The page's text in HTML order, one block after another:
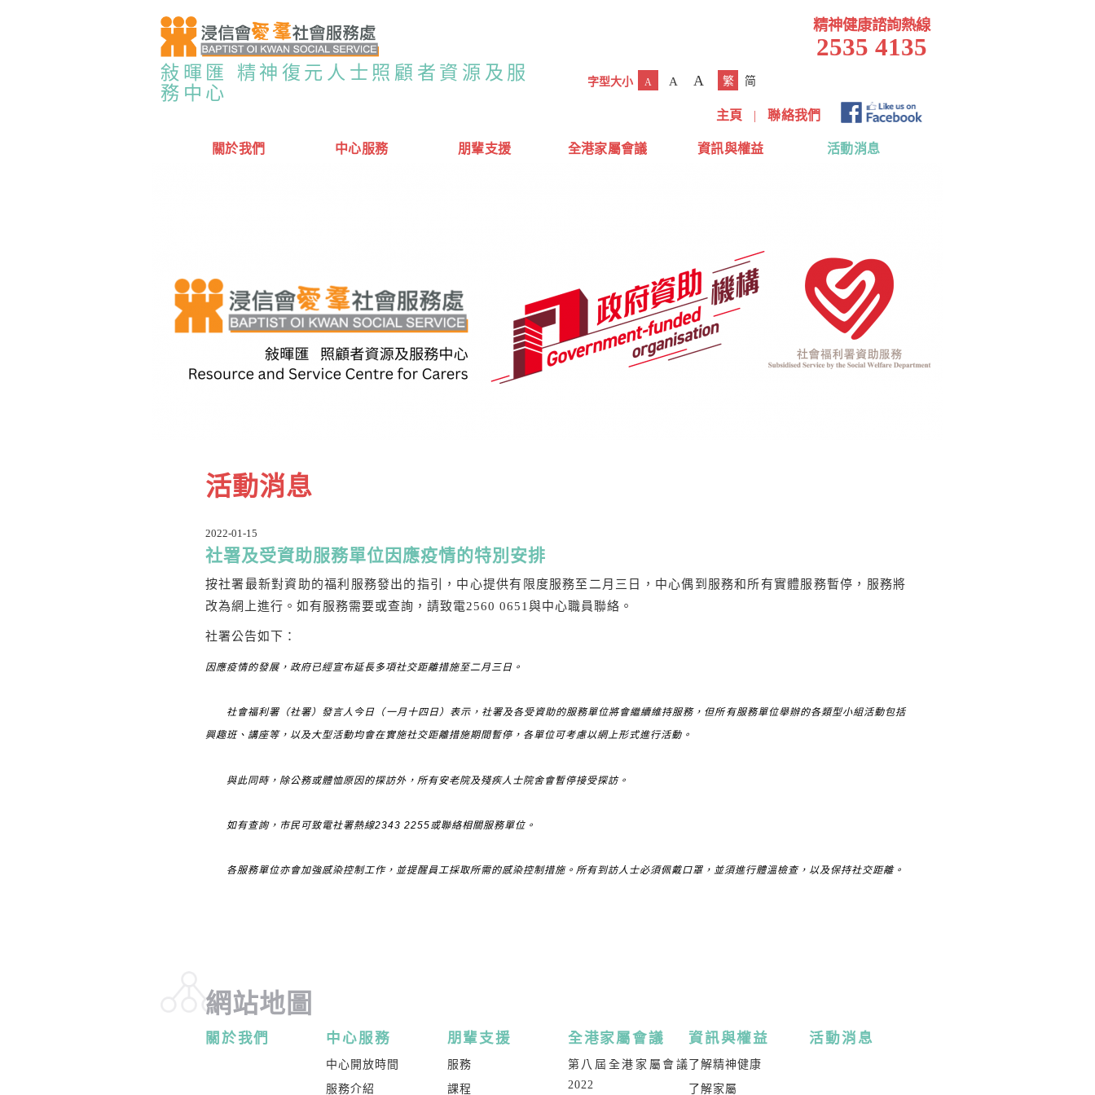
敍暉匯 精神復元人士照顧者資源及服
務中心
精神健康諮詢熱線
2535 4135
字型大小 A A A 繁 简
主頁 | 聯絡我們
關於我們 中心服務 朋輩支援 全港家屬會議 資訊與權益 活動消息
活動消息
2022-01-15
社署及受資助服務單位因應疫情的特別安排
按社署最新對資助的福利服務發出的指引，中心提供有限度服務至二月三日，中心偶到服務和所有實體服務暫停，服務將
改為網上進行。如有服務需要或查詢，請致電2560 0651與中心職員聯絡。
社署公告如下：
因應疫情的發展，政府已經宣布延長多項社交距離措施至二月三日。
社會福利署（社署）發言人今日（一月十四日）表示，社署及各受資助的服務單位將會繼續維持服務，但所有服務單位舉辦的各類型小組活動包括
興趣班、講座等，以及大型活動均會在實施社交距離措施期間暫停，各單位可考慮以網上形式進行活動。
與此同時，除公務或體恤原因的探訪外，所有安老院及殘疾人士院舍會暫停接受探訪。
​如有查詢，市民可致電社署熱線2343 2255或聯絡相關服務單位。
各服務單位亦會加強感染控制工作，並提醒員工採取所需的感染控制措施。所有到訪人士必須佩戴口罩，並須進行體溫檢查，以及保持社交距離。
網站地圖
關於我們 中心服務
中心開放時間
服務介紹
朋輩支援
服務
課程
全港家屬會議
第八屆全港家屬會議
2022
資訊與權益
了解精神健康
了解家屬
活動消息